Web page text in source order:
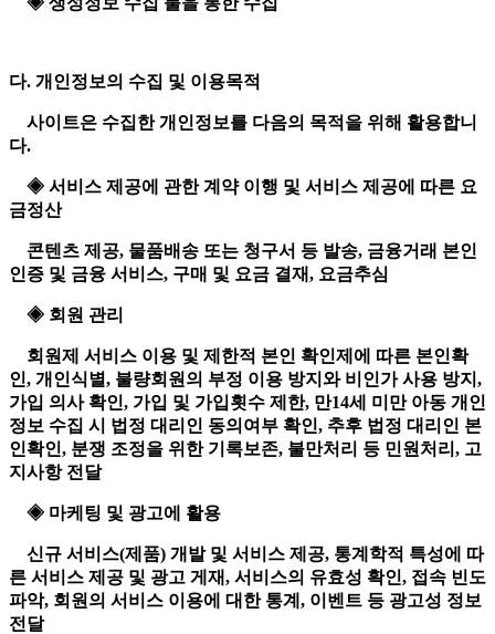
다. 개인정보의 수집 및 이용목적
사이트은 수집한 개인정보를 다음의 목적을 위해 활용합니
다.
◈ 서비스 제공에 관한 계약 이행 및 서비스 제공에 따른 요
금정산
콘텐츠 제공, 물품배송 또는 청구서 등 발송, 금융거래 본인
인증 및 금융 서비스, 구매 및 요금 결재, 요금추심
◈ 회원 관리
회원제 서비스 이용 및 제한적 본인 확인제에 따른 본인확
인, 개인식별, 불량회원의 부정 이용 방지와 비인가 사용 방지,
가입 의사 확인, 가입 및 가입횟수 제한, 만14세 미만 아동 개인
정보 수집 시 법정 대리인 동의여부 확인, 추후 법정 대리인 본
인확인, 분쟁 조정을 위한 기록보존, 불만처리 등 민원처리, 고
지사항 전달
◈ 마케팅 및 광고에 활용
신규 서비스(제품) 개발 및 서비스 제공, 통계학적 특성에 따
른 서비스 제공 및 광고 게재, 서비스의 유효성 확인, 접속 빈도
파악, 회원의 서비스 이용에 대한 통계, 이벤트 등 광고성 정보
전달